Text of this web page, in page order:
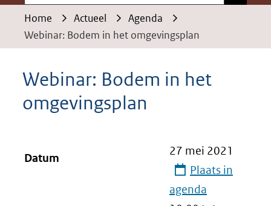
Home Actueel
Agenda
Webinar: Bodem in het omgevingsplan
Webinar: Bodem in het
omgevingsplan
Datum
27 mei 2021
Plaats in
agenda